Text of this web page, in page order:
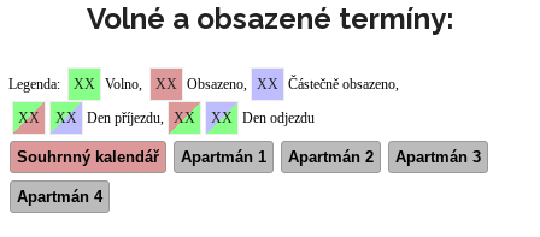
Volné a obsazené termíny: